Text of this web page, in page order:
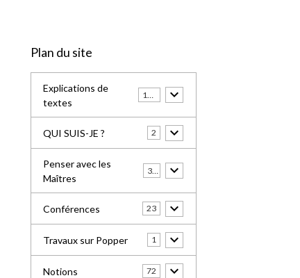
Plan du site
Explications de
textes
QUI SUIS-JE ? 2
Penser avec les
Maîtres
31
Conférences 23
Travaux sur Popper 1
Notions 72